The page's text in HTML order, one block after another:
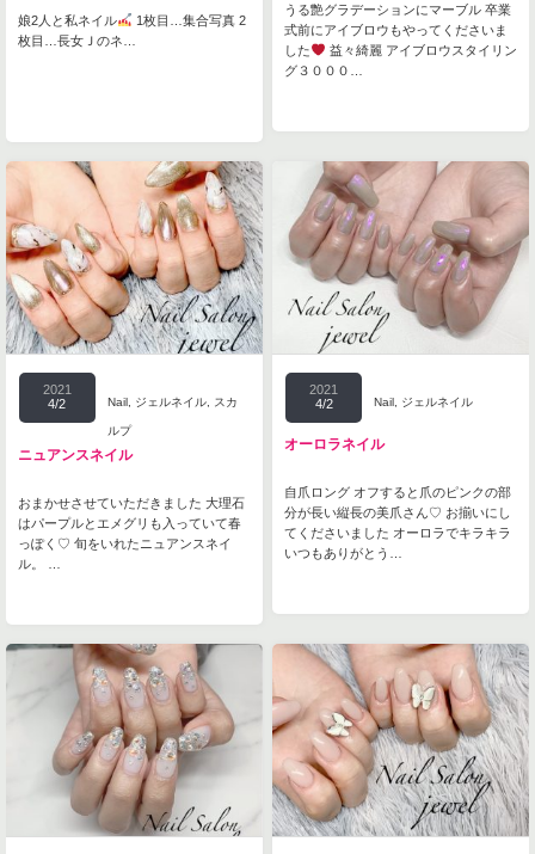
娘2人と私ネイル
1枚目…集合写真 2
枚目…長女Ｊのネ…
うる艶グラデーションにマーブル 卒業
式前にアイブロウもやってくださいま
した
益々綺麗 アイブロウスタイリン
グ３０００…
2021
4/2
Nail ジェルネイル スカ
ルプ
ニュアンスネイル
おまかせさせていただきました 大理石
はパープルとエメグリも入っていて春
っぽく♡ 旬をいれたニュアンスネイ
ル。 …
2021
4/2
Nail ジェルネイル
オーロラネイル
自爪ロング オフすると爪のピンクの部
分が長い縦長の美爪さん♡ お揃いにし
てくださいました オーロラでキラキラ
いつもありがとう…